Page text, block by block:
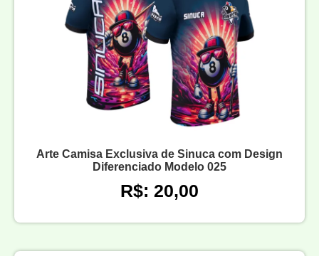
Arte Camisa Exclusiva de Sinuca com Design
Diferenciado Modelo 025
R$: 20,00